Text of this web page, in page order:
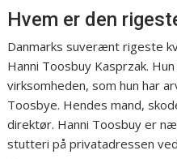
Hvem er den
Danmarks suverænt rigeste
Hanni Toosbuy Kasprzak.
virksomheden, som hun har
Toosbye. Hendes mand,
direktør. Hanni Toosbuy er
stutteri på privatadressen